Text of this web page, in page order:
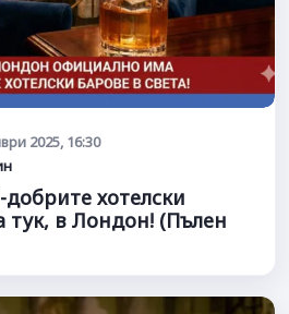
2025, 16:30
хотелски
тук, в Лондон! (Пълен